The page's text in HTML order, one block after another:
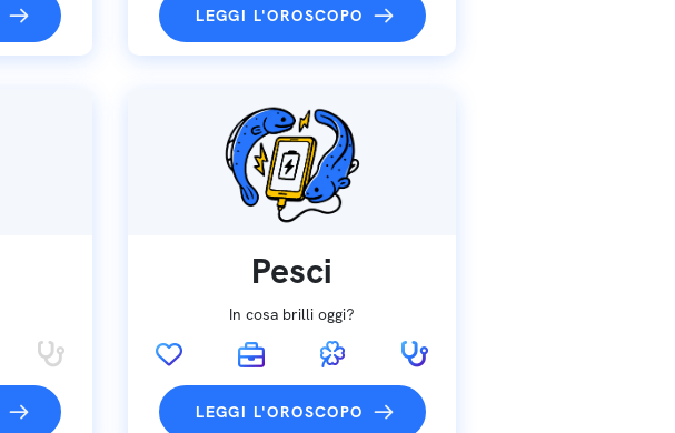
LEGGI L'OROSCOPO
Pesci
In cosa brilli oggi?
LEGGI L'OROSCOPO